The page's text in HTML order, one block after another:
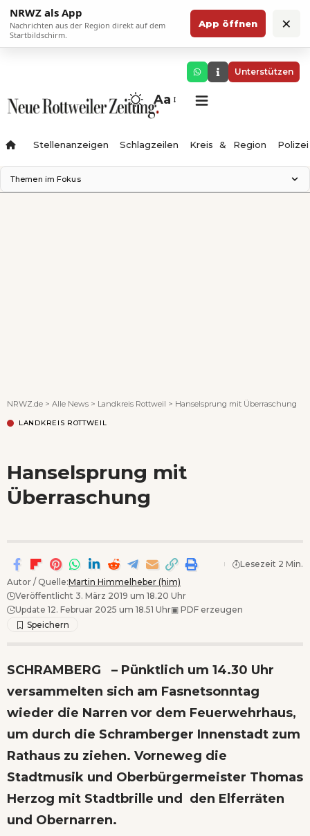
NRWZ als App
Nachrichten aus der Region direkt auf dem
Startbildschirm.
App öffnen ×
Unterstützen
Aa
Stellenanzeigen Schlagzeilen Kreis & Region Polizei
Themen im Fokus
NRWZ.de > Alle News > Landkreis Rottweil > Hanselsprung mit Überraschung
LANDKREIS ROTTWEIL
Hanselsprung mit
Überraschung
Autor / Quelle:Martin Himmelheber (him)
Veröffentlicht 3. März 2019 um 18.20 Uhr
Update 12. Februar 2025 um 18.51 Uhr▣ PDF erzeugen
Lesezeit 2 Min.
SCHRAMBERG – Pünktlich um 14.30 Uhr
versammelten sich am Fasnetsonntag
wieder die Narren vor dem Feuerwehrhaus,
um durch die Schramberger Innenstadt zum
Rathaus zu ziehen. Vorneweg die
Stadtmusik und Oberbürgermeister Thomas
Herzog mit Stadtbrille und den Elferräten
und Obernarren.